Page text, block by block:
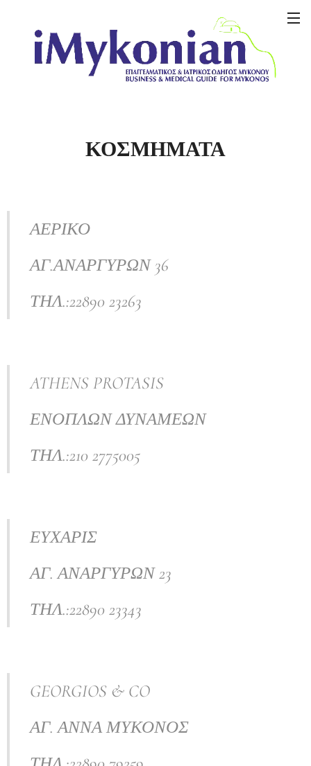
ΚΟΣΜΗΜΑΤΑ
ΑΕΡΙΚΟ
ΑΓ.ΑΝΑΡΓΥΡΩΝ 36
ΤΗΛ.:22890 23263
ATHENS PROTASIS
ΕΝΟΠΛΩΝ ΔΥΝΑΜΕΩΝ
ΤΗΛ.:210 2775005
ΕΥΧΑΡΙΣ
ΑΓ. ΑΝΑΡΓΥΡΩΝ 23
ΤΗΛ.:22890 23343
GEORGIOS & CO
ΑΓ. ΑΝΝΑ ΜΥΚΟΝΟΣ